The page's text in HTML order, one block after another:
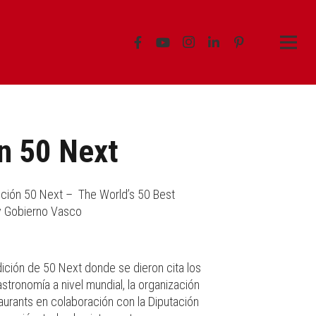
50 Next
50 Next – The World’s 50 Best
Vasco
de 50 Next donde se dieron cita los
a nivel mundial, la organización
en colaboración con la Diputación